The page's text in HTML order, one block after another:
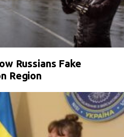
Russians Fake
Region